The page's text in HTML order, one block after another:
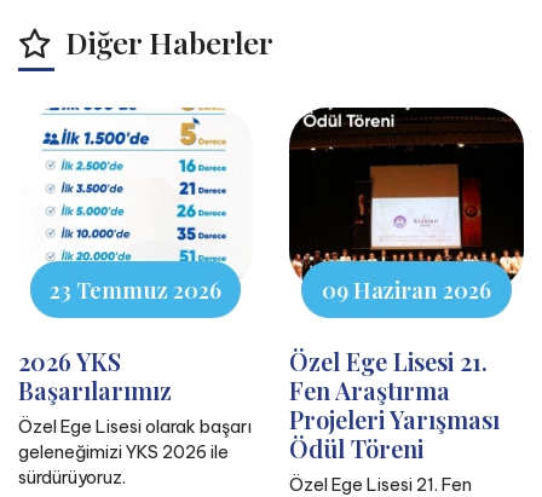
Diğer Haberler
23 Temmuz 2026
2026 YKS
Başarılarımız
Özel Ege Lisesi olarak başarı
geleneğimizi YKS 2026 ile
sürdürüyoruz.
09 Haziran 2026
Özel Ege Lisesi 21.
Fen Araştırma
Projeleri Yarışması
Ödül Töreni
Özel Ege Lisesi 21. Fen